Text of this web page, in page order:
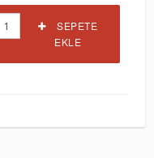
SEPETE
EKLE